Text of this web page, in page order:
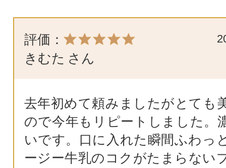
評価：
きむた さん
去年初めて頼みましたがとても
ので今年もリピートしました。
いです。口に入れた瞬間ふわっ
ージー牛乳のコクがたまらない